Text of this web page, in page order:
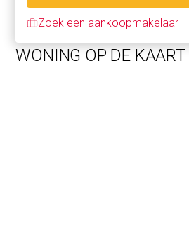
De appartementen zijn in aanbouw
verwachting eind 2027 opgeleverd.
Zoek een aankoopmakelaar
WONING OP DE KAART